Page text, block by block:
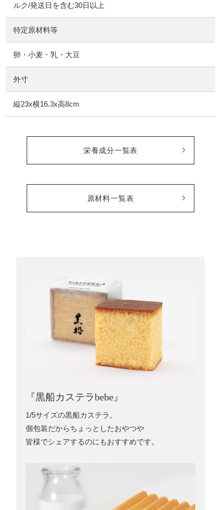
ルク/発送日を含む30日以上
特定原材料等
卵・小麦・乳・大豆
外寸
縦23x横16.3x高8cm
栄養成分一覧表
原材料一覧表
『黒船カステラbebe』
1/5サイズの黒船カステラ。
個包装だからちょっとしたおやつや
皆様でシェアするのにもおすすめです。